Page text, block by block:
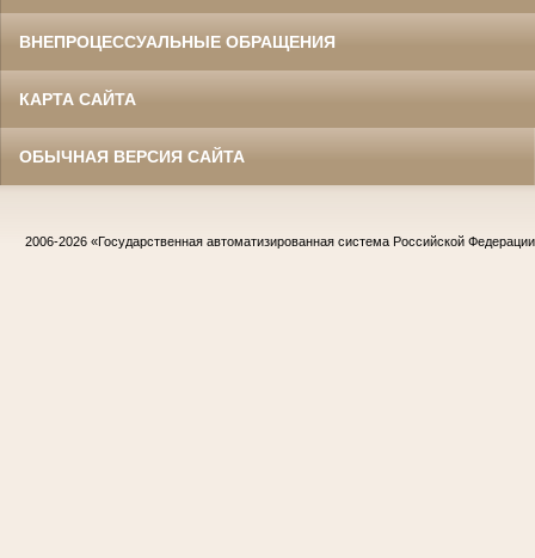
ВНЕПРОЦЕССУАЛЬНЫЕ ОБРАЩЕНИЯ
КАРТА САЙТА
ОБЫЧНАЯ ВЕРСИЯ САЙТА
2006-2026 «Государственная автоматизированная система Российской